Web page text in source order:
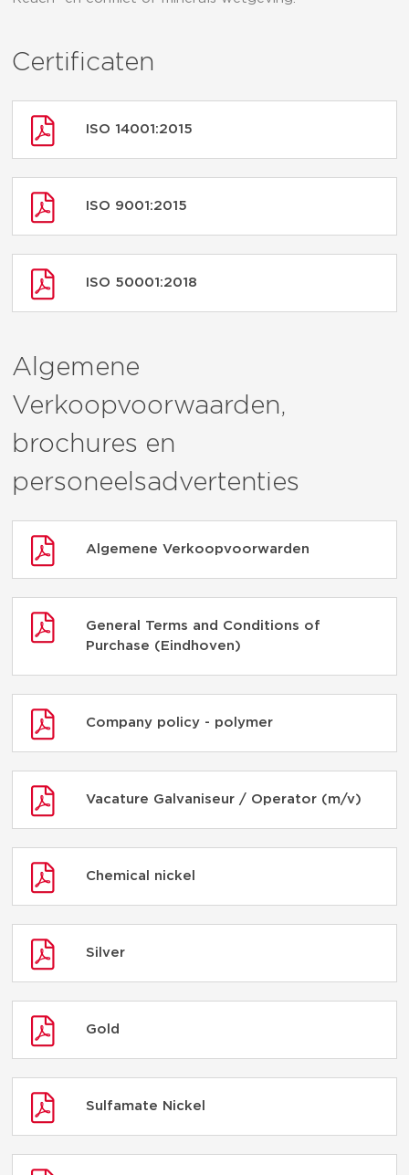
Certificaten
ISO 14001:2015
ISO 9001:2015
ISO 50001:2018
Algemene
Verkoopvoorwaarden,
brochures en
personeelsadvertenties
Algemene Verkoopvoorwarden
General Terms and Conditions of
Purchase (Eindhoven)
Company policy - polymer
Vacature Galvaniseur / Operator (m/v)
Chemical nickel
Silver
Gold
Sulfamate Nickel